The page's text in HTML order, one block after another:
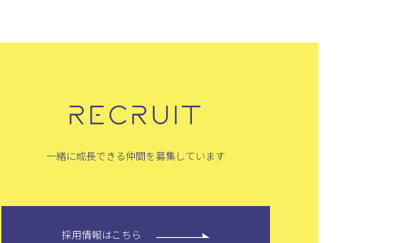
RECRUIT
一緒に成長できる仲間を募集しています
採用情報はこちら